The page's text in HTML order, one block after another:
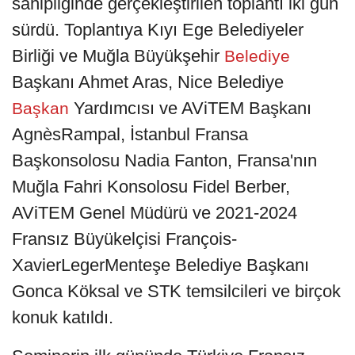
sürdü. Toplantıya Kıyı Ege Belediyeler
Birliği ve Muğla Büyükşehir Belediye
Başkanı Ahmet Aras, Nice Belediye
Başkan Yardımcısı ve AViTEM Başkanı
AgnèsRampal, İstanbul Fransa
Başkonsolosu Nadia Fanton, Fransa'nın
Muğla Fahri Konsolosu Fidel Berber,
AViTEM Genel Müdürü ve 2021-2024
Fransız Büyükelçisi François-
XavierLegerMenteşe Belediye Başkanı
Gonca Köksal ve STK temsilcileri ve birçok
konuk katıldı.